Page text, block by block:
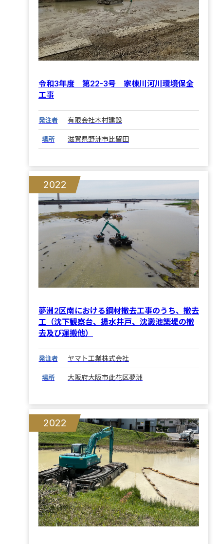
令和3年度 第22-3号 家棟川河川環境保全
工事
発注者 有限会社木村建設
場所 滋賀県野洲市比留田
2022
夢洲2区南における鋼材撤去工事のうち、撤去
工（沈下観察台、揚水井戸、沈澱池築堤の撤
去及び運搬他）
発注者 ヤマト工業株式会社
場所 大阪府大阪市此花区夢洲
2022